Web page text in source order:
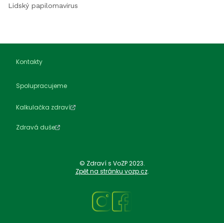
Lidský papilomavirus
Kontakty
Spolupracujeme
Kalkulačka zdraví
Zdravá duše
© Zdraví s VoZP 2023.
Zpět na stránku vozp.cz.